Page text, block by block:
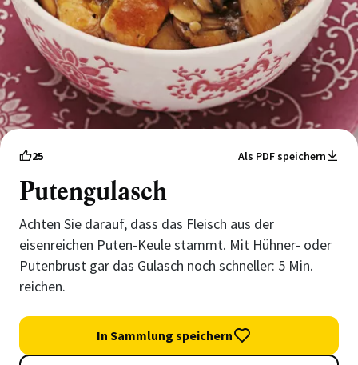
25 Als PDF speichern
Putengulasch
Achten Sie darauf, dass das Fleisch aus der
eisenreichen Puten-Keule stammt. Mit Hühner- oder
Putenbrust gar das Gulasch noch schneller: 5 Min.
reichen.
In Sammlung speichern